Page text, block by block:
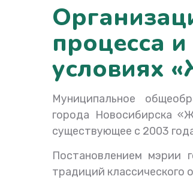
процесса
условиях
Муниципальное
города Новосибирска
существующее с 2003
Постановлением мэрии
традиций классического